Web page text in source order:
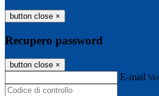
button close ×
Recupero password
button close ×
E-mail